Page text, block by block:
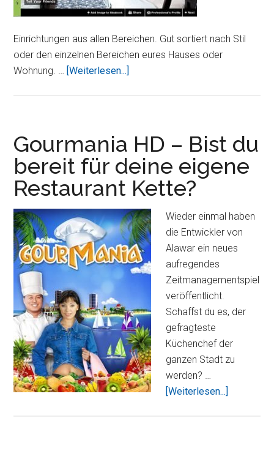
Einrichtungen aus allen Bereichen. Gut sortiert nach Stil
oder den einzelnen Bereichen eures Hauses oder
Wohnung. … [Weiterlesen...]
Einrichtungs
Vorschläge
für
eure
Wohnung
Gourmania HD – Bist du
bereit für deine eigene
Restaurant Kette?
Wieder einmal haben
die Entwickler von
Alawar ein neues
aufregendes
Zeitmanagementspiel
veröffentlicht.
Schaffst du es, der
gefragteste
Küchenchef der
ganzen Stadt zu
werden? …
[Weiterlesen...]